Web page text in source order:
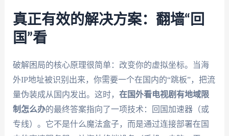
真正有效的解决方案：翻墙“回
国”看
破解困局的核心原理很简单：改变你的虚拟坐标。当海
外IP地址被识别出来，你需要一个在国内的“跳板”，把流
量伪装成从国内发出。这时， 在国外看电视剧有地域限
制怎么办的最终答案指向了一项技术：回国加速器（或
专线）。它不是什么魔法盒子，而是通过连接部署在国